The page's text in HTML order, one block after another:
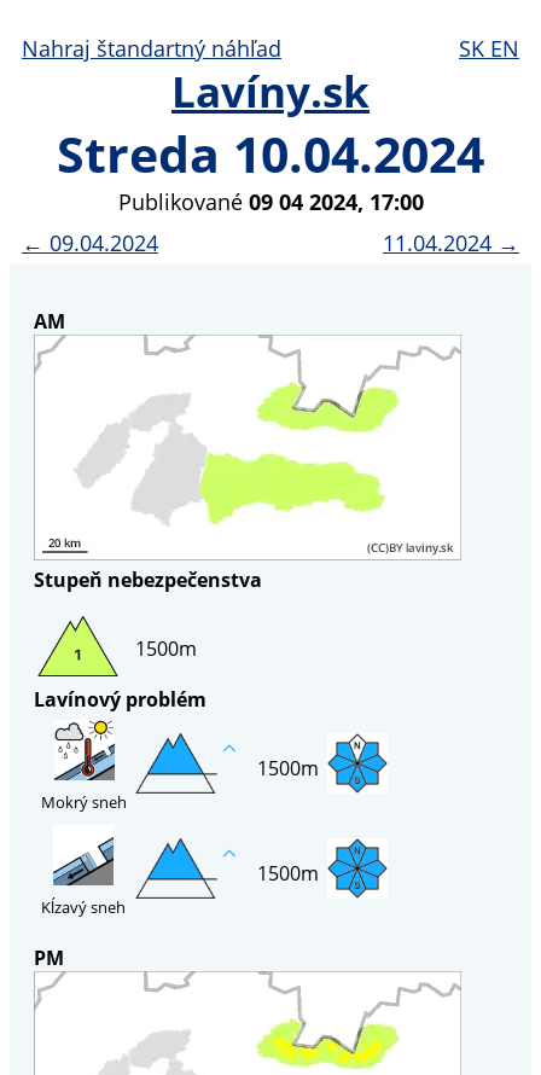
Nahraj štandartný náhľad EN
SK
Lavíny.sk
Streda 10.04.2024
Publikované 09 04 2024, 17:00
← 09.04.2024
11.04.2024 →
AM
Stupeň nebezpečenstva
1500m
Lavínový problém
Mokrý sneh
1500m
Kĺzavý sneh
1500m
PM